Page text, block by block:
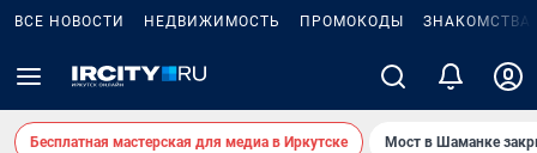
ВСЕ НОВОСТИ НЕДВИЖИМОСТЬ ПРОМОКОДЫ ЗНАКОМСТВА
Бесплатная мастерская для медиа в Иркутске Мост в Шаманке